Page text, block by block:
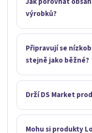
výrobků?
Připravují se
stejně jako běžné?
Drží DS Market
Mohu si produkty